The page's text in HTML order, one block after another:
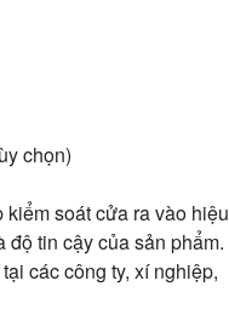
chọn)
soát cửa ra vào hiệu
tin cậy của sản phẩm.
các công ty, xí nghiệp,